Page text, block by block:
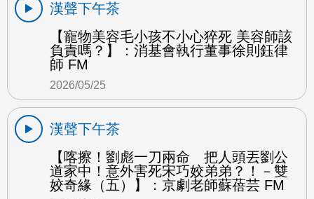
漢聲下午茶
【寵物美容毛小孩不小心猝死 美容師該
負責嗎？】：消基會執行董事徐則鈺律
師 FM
2026/05/25
漢聲下午茶
【喀擦！劉彪一刀兩命 把人頭丟劉公
道家中！意外害死宋巧姣弟弟？！－雙
姣奇緣（五）】：京劇老師蘇蓓芸 FM